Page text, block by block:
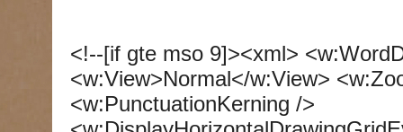
<!--[if gte mso 9]><xml>
<w:View>Normal</w:View>
<w:PunctuationKerning />